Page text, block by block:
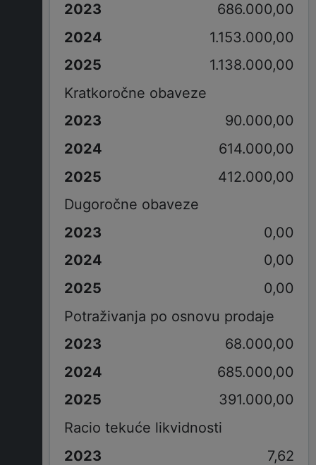
686.000,00
1.153.000,00
1.138.000,00
Kratkoročne obaveze
90.000,00
614.000,00
412.000,00
Dugoročne obaveze
0,00
0,00
0,00
Potraživanja po osnovu prodaje
68.000,00
685.000,00
391.000,00
Racio tekuće likvidnosti
7,62